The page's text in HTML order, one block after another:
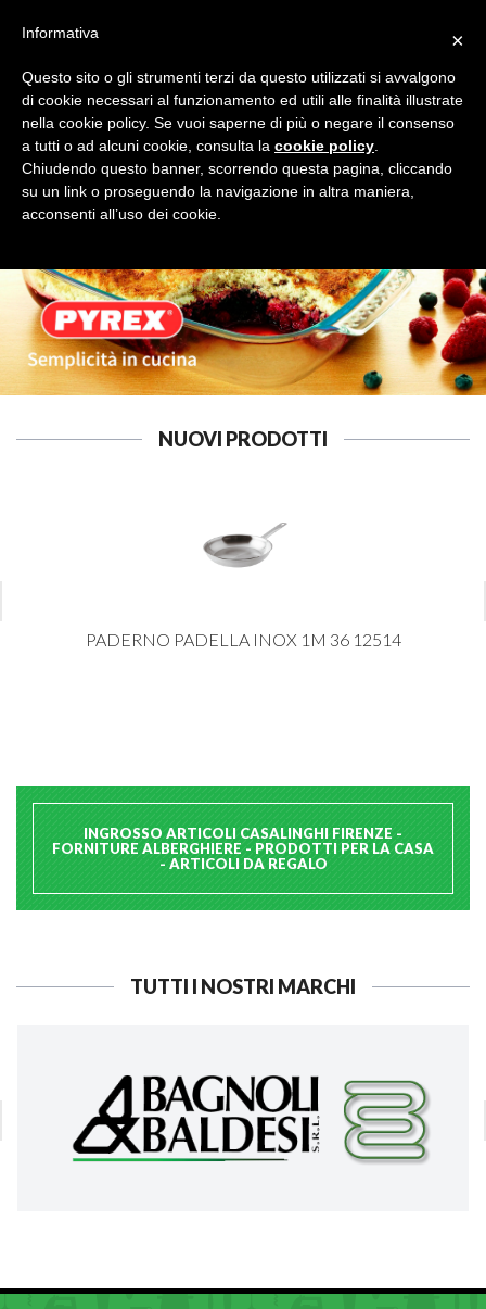
BRANDANI Cerca
NUOVI PRODOTTI
PADERNO PADELLA INOX 1M 36 12514
INGROSSO ARTICOLI CASALINGHI FIRENZE -
FORNITURE ALBERGHIERE - PRODOTTI PER LA CASA
- ARTICOLI DA REGALO
TUTTI I NOSTRI MARCHI
×
Informativa
Questo sito o gli strumenti terzi da questo utilizzati si avvalgono
di cookie necessari al funzionamento ed utili alle finalità illustrate
nella cookie policy. Se vuoi saperne di più o negare il consenso
a tutti o ad alcuni cookie, consulta la cookie policy
Chiudendo questo banner, scorrendo questa pagina, cliccando
su un link o proseguendo la navigazione in altra maniera,
acconsenti all’uso dei cookie.